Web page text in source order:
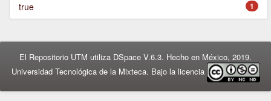
1
true
El Repositorio UTM utiliza DSpace V.6.3. Hecho en México, 2019.
Universidad Tecnológica de la Mixteca. Bajo la licencia